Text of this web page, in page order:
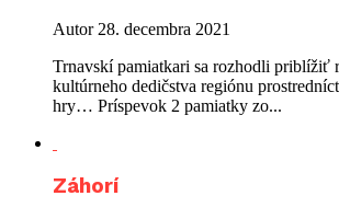
Autor28. decembra 2021
Trnavskí pamiatkari sa rozhodli priblížiť
kultúrneho dedičstva regiónu
hry… Príspevok 2 pamiatky zo...
Záhorí